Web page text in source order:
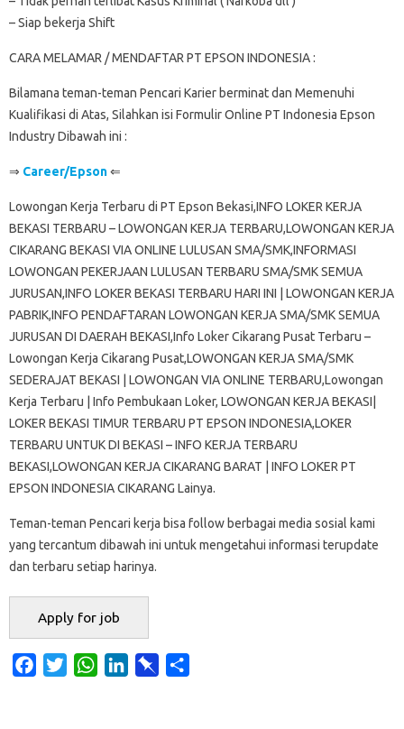
– Siap bekerja Shift
CARA MELAMAR / MENDAFTAR PT EPSON INDONESIA :
Bilamana teman-teman Pencari Karier berminat dan Memenuhi
Kualifikasi di Atas, Silahkan isi Formulir Online PT Indonesia Epson
Industry Dibawah ini :
⇒ Career/Epson⇐
Lowongan Kerja Terbaru di PT Epson Bekasi,INFO LOKER KERJA
BEKASI TERBARU – LOWONGAN KERJA TERBARU,LOWONGAN KERJA
CIKARANG BEKASI VIA ONLINE LULUSAN SMA/SMK,INFORMASI
LOWONGAN PEKERJAAN LULUSAN TERBARU SMA/SMK SEMUA
JURUSAN,INFO LOKER BEKASI TERBARU HARI INI | LOWONGAN KERJA
PABRIK,INFO PENDAFTARAN LOWONGAN KERJA SMA/SMK SEMUA
JURUSAN DI DAERAH BEKASI,Info Loker Cikarang Pusat Terbaru –
Lowongan Kerja Cikarang Pusat,LOWONGAN KERJA SMA/SMK
SEDERAJAT BEKASI | LOWONGAN VIA ONLINE TERBARU,Lowongan
Kerja Terbaru | Info Pembukaan Loker, LOWONGAN KERJA BEKASI|
LOKER BEKASI TIMUR TERBARU PT EPSON INDONESIA,LOKER
TERBARU UNTUK DI BEKASI – INFO KERJA TERBARU
BEKASI,LOWONGAN KERJA CIKARANG BARAT | INFO LOKER PT
EPSON INDONESIA CIKARANG Lainya.
Teman-teman Pencari kerja bisa follow berbagai media sosial kami
yang tercantum dibawah ini untuk mengetahui informasi terupdate
dan terbaru setiap harinya.
W